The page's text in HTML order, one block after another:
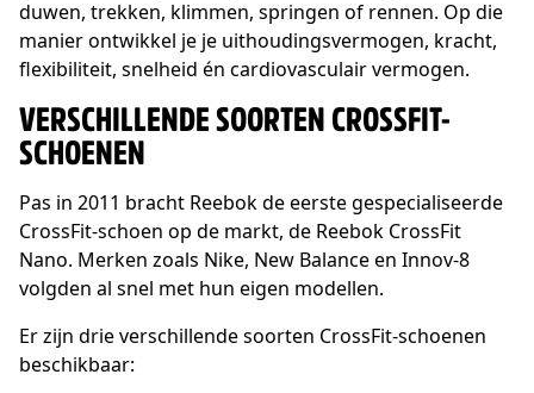
duwen, trekken, klimmen, springen of rennen. Op die
manier ontwikkel je je uithoudingsvermogen, kracht,
flexibiliteit, snelheid én cardiovasculair vermogen.
VERSCHILLENDE SOORTEN CROSSFIT-
SCHOENEN
Pas in 2011 bracht Reebok de eerste gespecialiseerde
CrossFit-schoen op de markt, de Reebok CrossFit
Nano. Merken zoals Nike, New Balance en Innov-8
volgden al snel met hun eigen modellen.
Er zijn drie verschillende soorten CrossFit-schoenen
beschikbaar: